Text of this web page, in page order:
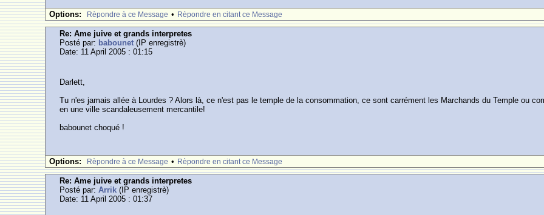
Options: Rèpondre à ce Message • Rèpondre en citant ce Message
Re: Ame juive et grands interpretes
Posté par: babounet (IP enregistrè)
Date: 11 April 2005 : 01:15
Darlett,
Tu n'es jamais allée à Lourdes ? Alors là, ce n'est pas le temple de la consommation, ce sont carrément les Marchands du Temple ou
en une ville scandaleusement mercantile!
babounet choqué !
Options: Rèpondre à ce Message • Rèpondre en citant ce Message
Re: Ame juive et grands interpretes
Posté par:Arrik (IP enregistrè)
Date: 11 April 2005 : 01:37